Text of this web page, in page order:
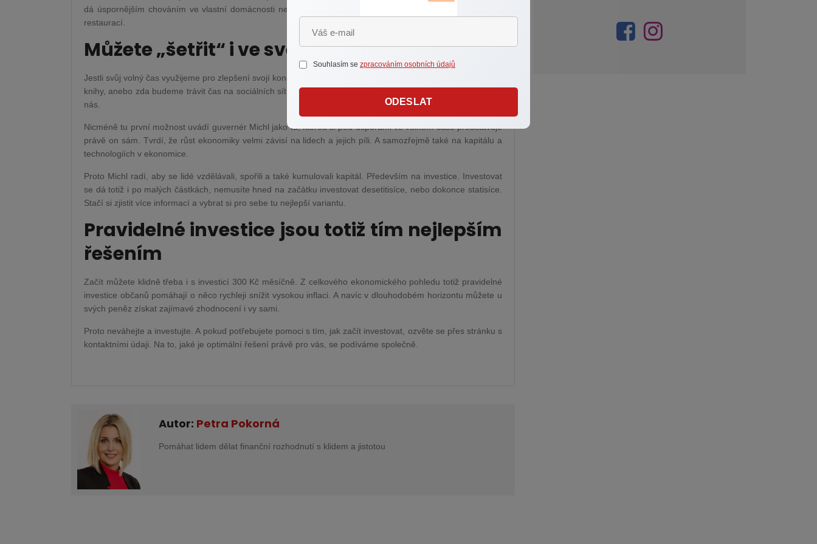
dá úspornějším chováním ve vlastní domácnosti nebo si třeba můžete odpustit časté návštěvy kaváren a
restaurací.
Můžete „šetřit“ i ve svém volném čase
Jestli svůj volný čas využijeme pro zlepšení svojí kondice nebo se naučíme cizí jazyk či si přečteme zajímavé
knihy, anebo zda budeme trávit čas na sociálních sítích a sledováním (nekonečných) seriálů, to už záleží na
nás.
Nicméně tu první možnost uvádí guvernér Michl jako tu, kterou si pod úsporami ve volném čase představuje
právě on sám. Tvrdí, že růst ekonomiky velmi závisí na lidech a jejich píli. A samozřejmě také na kapitálu a
technologiích v ekonomice.
Proto Michl radí, aby se lidé vzdělávali, spořili a také kumulovali kapitál. Především na investice. Investovat
se dá totiž i po malých částkách, nemusíte hned na začátku investovat desetitisíce, nebo dokonce statisíce.
Stačí si zjistit více informací a vybrat si pro sebe tu nejlepší variantu.
Pravidelné investice jsou totiž tím nejlepším
řešením
Začít můžete klidně třeba i s investicí 300 Kč měsíčně. Z celkového ekonomického pohledu totiž pravidelné
investice občanů pomáhají o něco rychleji snížit vysokou inflaci. A navíc v dlouhodobém horizontu můžete u
svých peněz získat zajímavé zhodnocení i vy sami.
Proto neváhejte a investujte. A pokud potřebujete pomoci s tím, jak začít investovat, ozvěte se přes stránku s
kontaktními údaji. Na to, jaké je optimální řešení právě pro vás, se podíváme společně.
Autor: Petra Pokorná
Pomáhat lidem dělat finanční rozhodnutí s klidem a jistotou
Souhlasím se zpracováním osobních údajů
ODESLAT